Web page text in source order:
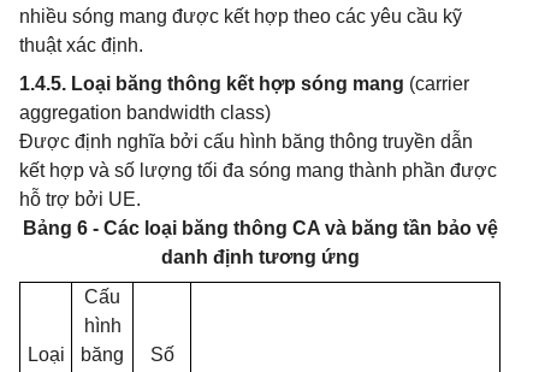
nhiều sóng mang được kết hợp theo các yêu cầu kỹ
thuật xác định.
1.4.5. Loại băng thông kết hợp sóng mang (carrier
aggregation bandwidth class)
Được định nghĩa bởi cấu hình băng thông truyền dẫn
kết hợp và số lượng tối đa sóng mang thành phần được
hỗ trợ bởi UE.
Bảng 6 - Các loại băng thông CA và băng tần bảo vệ
danh định tương ứng
Loại
Cấu
hình
băng
Số